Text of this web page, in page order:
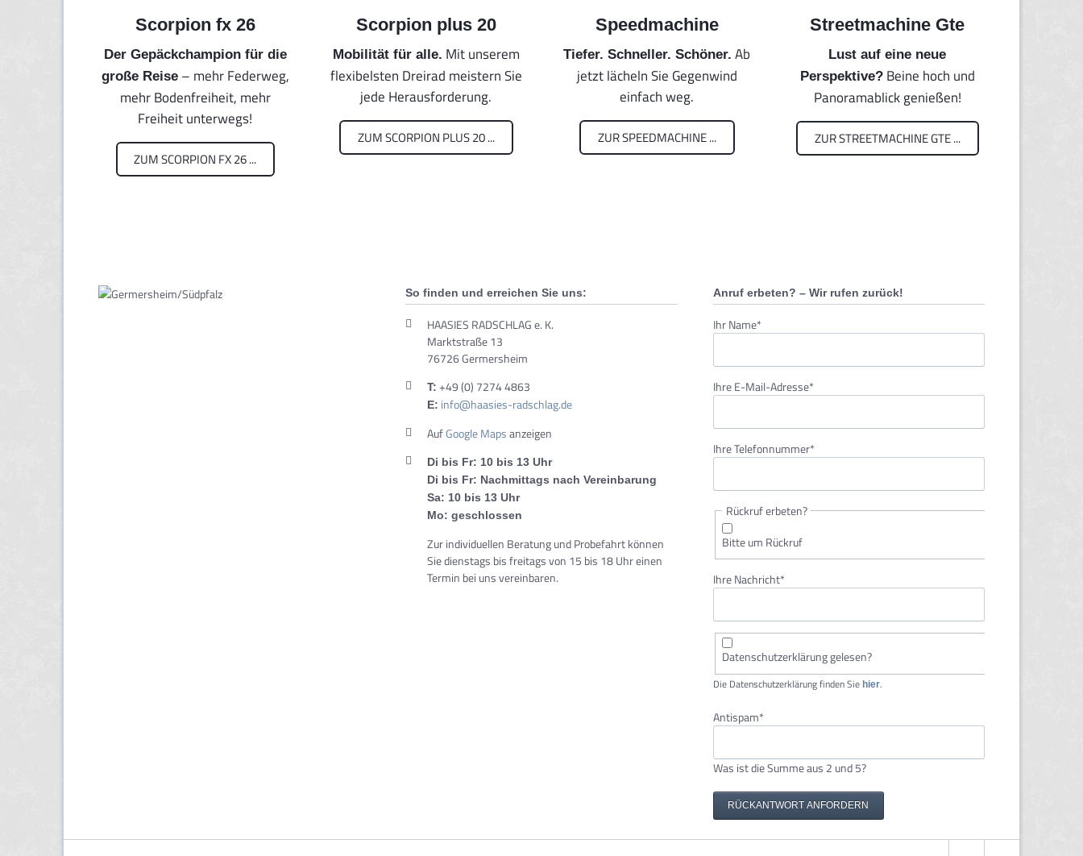
Scorpion fx 26
Der Gepäckchampion für die
große Reise– mehr Federweg,
mehr Bodenfreiheit, mehr
Freiheit unterwegs!
ZUM SCORPION FX 26 ...
Scorpion plus 20
Mobilität für alle. Mit unserem
flexibelsten Dreirad meistern Sie
jede Herausforderung.
ZUM SCORPION PLUS 20 ...
Speedmachine
Tiefer. Schneller. Schöner. Ab
jetzt lächeln Sie Gegenwind
einfach weg.
ZUR SPEEDMACHINE ...
Streetmachine Gte
Lust auf eine neue
Perspektive?Beine hoch und
Panoramablick genießen!
ZUR STREETMACHINE GTE ...
So finden und erreichen Sie uns:
HAASIES RADSCHLAG e. K.
Marktstraße 13
76726 Germersheim
T: +49 (0) 7274 4863
E: info@haasies-radschlag.de
AufGoogle Mapsanzeigen
Di bis Fr: 10 bis 13 Uhr
Di bis Fr: Nachmittags nach Vereinbarung
Sa: 10 bis 13 Uhr
Mo: geschlossen
Zur individuellen Beratung und Probefahrt können
Sie dienstags bis freitags von 15 bis 18 Uhr einen
Termin bei uns vereinbaren.
Anruf erbeten? – Wir rufen zurück!
Pflichtfeld
Ihr Name*
Pflichtfeld
Ihre E-Mail-Adresse*
Pflichtfeld
Ihre Telefonnummer*
Rückruf erbeten?
Bitte um Rückruf
Pflichtfeld
Ihre Nachricht*
Datenschutzerklärung gelesen?
Die Datenschutzerklärung finden Sie hier.
Pflichtfeld
Antispam*
Was ist die Summe aus 2 und 5?
RÜCKANTWORT ANFORDERN